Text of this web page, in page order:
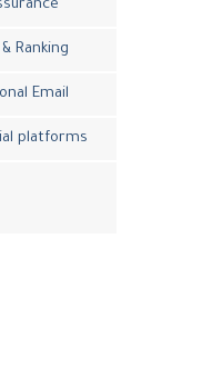
Ranking
Email
platforms